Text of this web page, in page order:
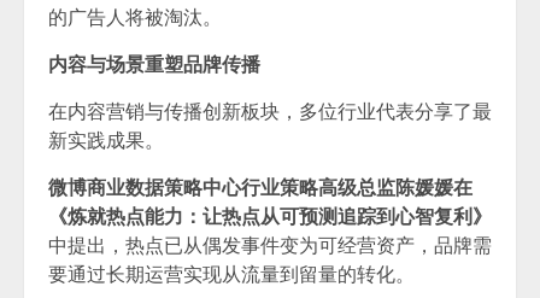
的广告人将被淘汰。
内容与场景重塑品牌传播
在内容营销与传播创新板块，多位行业代表分享了最
新实践成果。
微博商业数据策略中心行业策略高级总监陈媛媛在
《炼就热点能力：让热点从可预测追踪到心智复利》
中提出，热点已从偶发事件变为可经营资产，品牌需
要通过长期运营实现从流量到留量的转化。